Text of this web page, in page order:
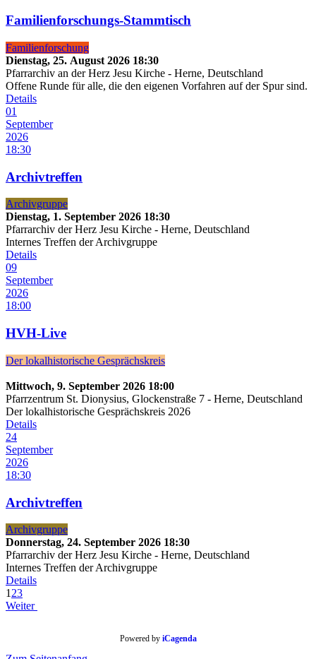
Familienforschungs-Stammtisch
Familienforschung
Dienstag, 25. August 2026 18:30
Pfarrarchiv an der Herz Jesu Kirche - Herne, Deutschland
Offene Runde für alle, die den eigenen Vorfahren auf der Spur sind.
Details
01
September
2026
18:30
Archivtreffen
Archivgruppe
Dienstag, 1. September 2026 18:30
Pfarrarchiv der Herz Jesu Kirche - Herne, Deutschland
Internes Treffen der Archivgruppe
Details
09
September
2026
18:00
HVH-Live
Der lokalhistorische Gesprächskreis
Mittwoch, 9. September 2026 18:00
Pfarrzentrum St. Dionysius, Glockenstraße 7 - Herne, Deutschland
Der lokalhistorische Gesprächskreis 2026
Details
24
September
2026
18:30
Archivtreffen
Archivgruppe
Donnerstag, 24. September 2026 18:30
Pfarrarchiv der Herz Jesu Kirche - Herne, Deutschland
Internes Treffen der Archivgruppe
Details
1 23
Weiter
Powered by iCagenda